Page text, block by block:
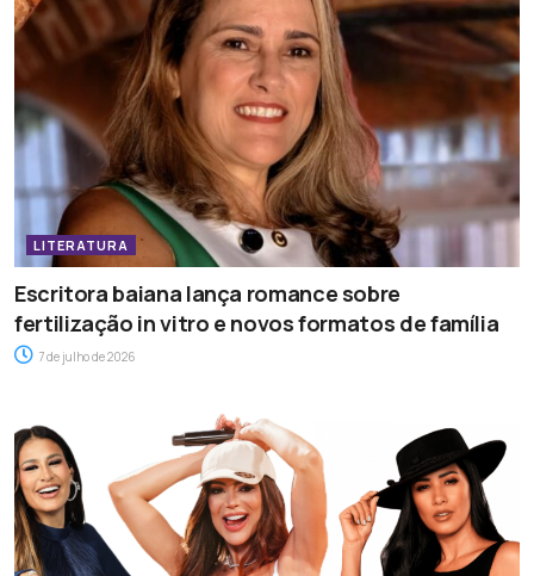
LITERATURA
Escritora baiana lança romance sobre
fertilização in vitro e novos formatos de família
7 de julho de 2026